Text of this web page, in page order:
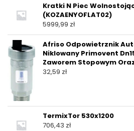
Kratki N Piec
(KOZAENYOFLAT02)
5999,99 zł
Afriso Odpowietrznik
Niklowany Primovent
Zaworem Stopowym
32,59 zł
TermixTor 530x1200
706,43 zł